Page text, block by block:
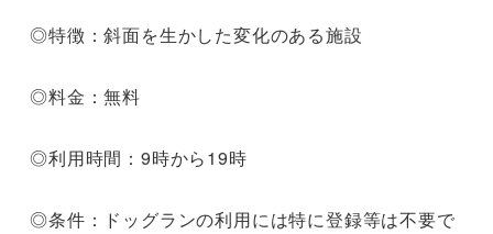
◎特徴：斜面を生かした変化のある施設
◎料金：無料
◎利用時間：9時から19時
◎条件：ドッグランの利用には特に登録等は不要で